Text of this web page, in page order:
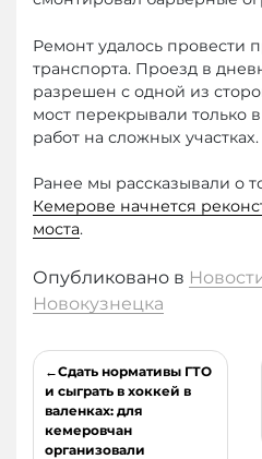
Ремонт удалось провести
транспорта. Проезд в
разрешен с одной из
мост перекрывали только
работ на сложных участках.
Ранее мы рассказывали о
Кемерове начнется
моста.
Опубликовано в
Новокузнецка
Навигация
по
записям
Сдать нормативы ГТО
и сыграть в хоккей в
валенках: для
кемеровчан
организовали